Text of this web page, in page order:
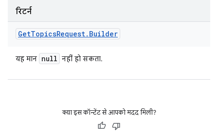
रिटर्न
GetTopicsRequest. Builder
यह मान null नहीं हो सकता.
क्या इस कॉन्टेंट से आपको मदद मिली?